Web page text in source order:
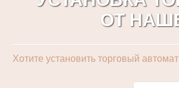
ОТ
Хотите установить торговый